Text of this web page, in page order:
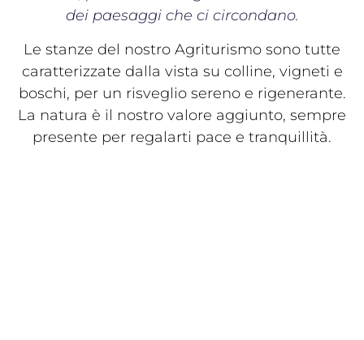
dei paesaggi che ci circondano.
Le stanze del nostro Agriturismo sono tutte
caratterizzate dalla vista su colline, vigneti e
boschi, per un risveglio sereno e rigenerante.
La natura è il nostro valore aggiunto, sempre
presente per regalarti pace e tranquillità.